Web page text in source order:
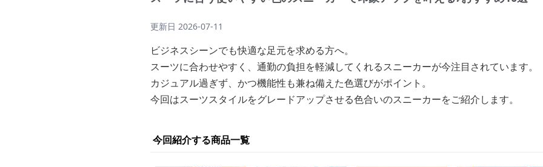
更新日 2026-07-11
ビジネスシーンでも快適な足元を求める方へ。
スーツに合わせやすく、通勤の負担を軽減してくれるスニーカーが今注目されています。
カジュアル過ぎず、かつ機能性も兼ね備えた色選びがポイント。
今回はスーツスタイルをグレードアップさせる色合いのスニーカーをご紹介します。
今回紹介する商品一覧